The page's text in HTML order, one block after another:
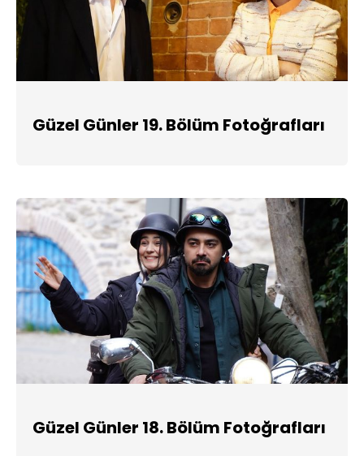
Güzel Günler 19. Bölüm Fotoğrafları
Güzel Günler 18. Bölüm Fotoğrafları